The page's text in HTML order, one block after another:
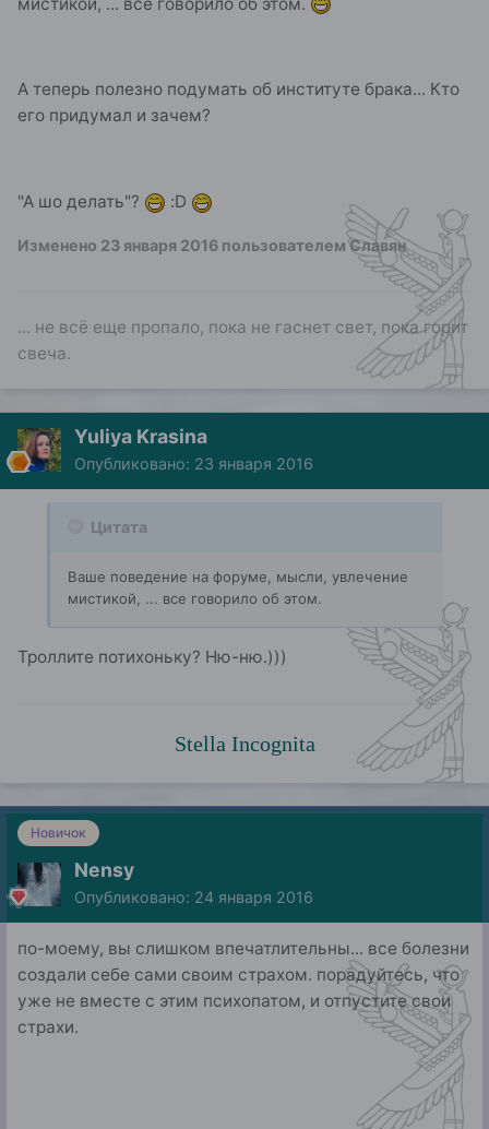
А теперь полезно подумать об институте брака... Кто
его придумал и зачем?
"А шо делать"? :D
Изменено 23 января 2016 пользователем Славян
... не всё еще пропало, пока не гаснет свет, пока горит
свеча.
Yuliya Krasina
Опубликовано: 23 января 2016
Цитата
Ваше поведение на форуме, мысли, увлечение
мистикой, ... все говорило об этом.
Троллите потихоньку? Ню-ню.)))
Stella Incognita
Новичок
Nensy
Опубликовано: 24 января 2016
по-моему, вы слишком впечатлительны... все болезни
создали себе сами своим страхом. порадуйтесь, что
уже не вместе с этим психопатом, и отпустите свои
страхи.